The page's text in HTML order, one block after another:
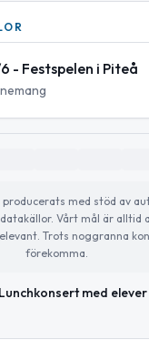
- Festspelen i Piteå
med stöd av
Vårt mål är alltid
Trots noggranna
förekomma.